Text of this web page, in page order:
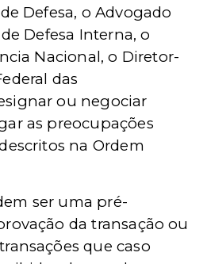
Defesa, o Advogado
Defesa Interna, o
Nacional, o Diretor-
das
ou negociar
as preocupações
na Ordem
ser uma pré-
da transação ou
que caso